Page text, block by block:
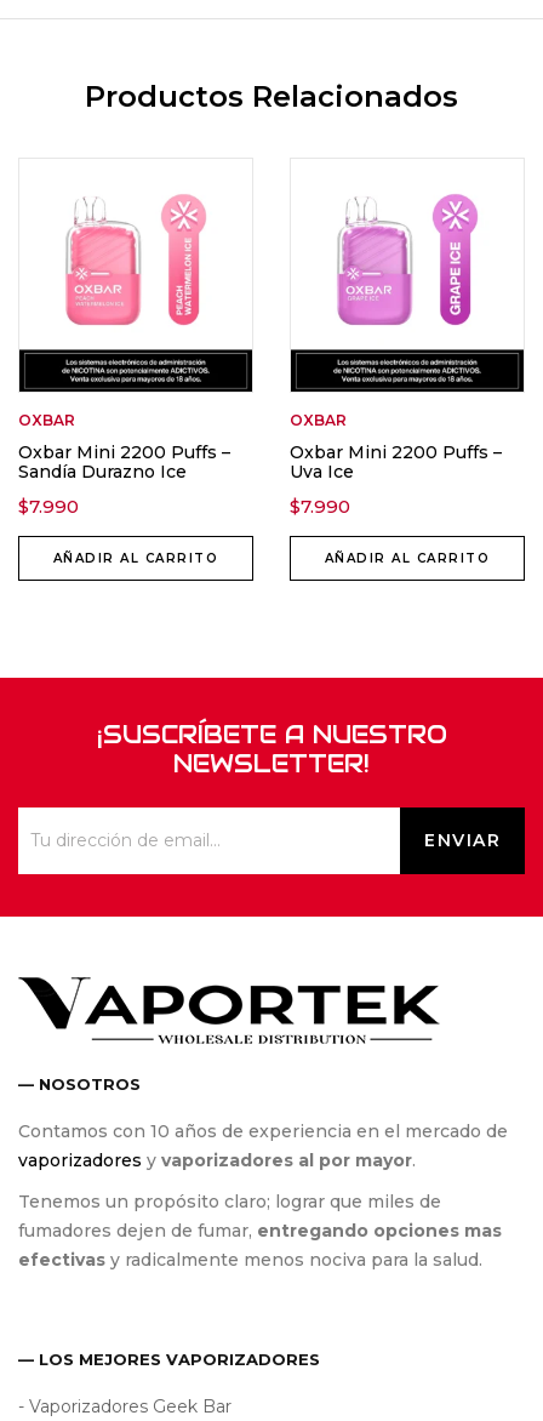
Productos Relacionados
OXBAR
Oxbar Mini 2200 Puffs –
Sandía Durazno Ice
$7.990
AÑADIR AL CARRITO
OXBAR
Oxbar Mini 2200 Puffs –
Uva Ice
$7.990
AÑADIR AL CARRITO
¡SUSCRÍBETE A NUESTRO
NEWSLETTER!
— NOSOTROS
Contamos con 10 años de experiencia en el mercado de
vaporizadores y vaporizadores al por mayor.
Tenemos un propósito claro; lograr que miles de
fumadores dejen de fumar, entregando opciones mas
efectivas y radicalmente menos nociva para la salud.
— LOS MEJORES VAPORIZADORES
- Vaporizadores Geek Bar